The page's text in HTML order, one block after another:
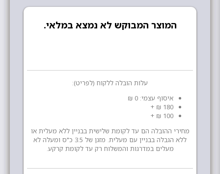
המוצר המבוקש לא נמצא במלאי.
עלות הובלה ללקוח (לפריט):
איסוף עצמי: 0 ₪
180 ₪ +
100 ₪ +
מחירי ההובלה הם עד לקומת שלישית בבניין ללא מעלית או
ללא הגבלה בבניין עם מעלית. מזגן של 3.5 כ"ס ומעלה לא
מעלים במדרגות והמשלוח רק עד לקומת קרקע.